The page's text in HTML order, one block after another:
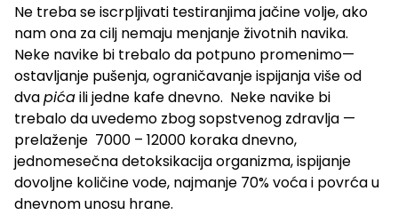
Ne treba se iscrpljivati testiranjima jačine volje, ako
nam ona za cilj nemaju menjanje životnih navika.
Neke navike bi trebalo da potpuno promenimo—
ostavljanje pušenja, ograničavanje ispijanja više od
dvapićaili jedne kafe dnevno. Neke navike bi
trebalo da uvedemo zbog sopstvenog zdravlja —
prelaženje 7000 – 12000 koraka dnevno,
jednomesečna detoksikacija organizma, ispijanje
dovoljne količine vode, najmanje 70% voća i povrća u
dnevnom unosu hrane.